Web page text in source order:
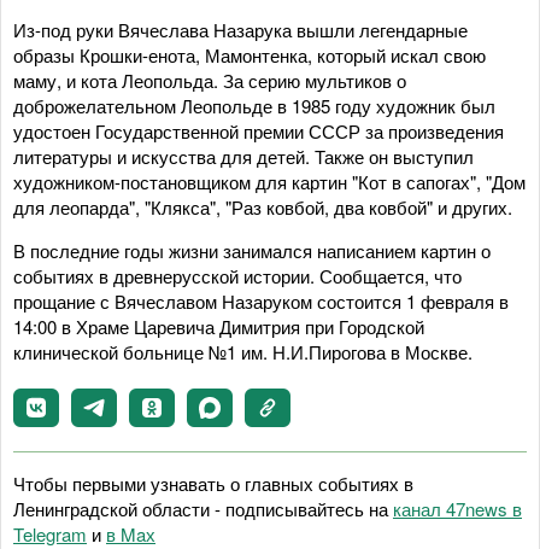
Из-под руки Вячеслава Назарука вышли легендарные
образы Крошки-енота, Мамонтенка, который искал свою
маму, и кота Леопольда. За серию мультиков о
доброжелательном Леопольде в 1985 году художник был
удостоен Государственной премии СССР за произведения
литературы и искусства для детей. Также он выступил
художником-постановщиком для картин "Кот в сапогах", "Дом
для леопарда", "Клякса", "Раз ковбой, два ковбой" и других.
В последние годы жизни занимался написанием картин о
событиях в древнерусской истории. Сообщается, что
прощание с Вячеславом Назаруком состоится 1 февраля в
14:00 в Храме Царевича Димитрия при Городской
клинической больнице №1 им. Н.И.Пирогова в Москве.
Чтобы первыми узнавать о главных событиях в
Ленинградской области - подписывайтесь на канал 47news в
Telegram и в Maх